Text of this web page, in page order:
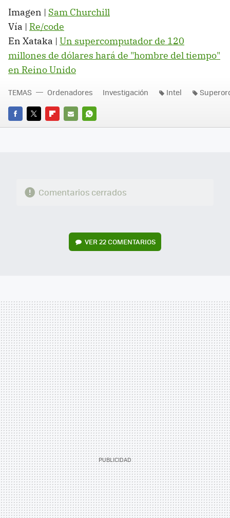
Imagen | Sam Churchill
Vía | Re/code
En Xataka | Un supercomputador de 120
millones de dólares hará de "hombre del tiempo"
en Reino Unido
FACEBOOK
TWITTERFLIPBOARD
E-
WHATSAPP
TEMAS Ordenadores Investigación Intel
Comentarios cerrados
VER22 COMENTARIOS